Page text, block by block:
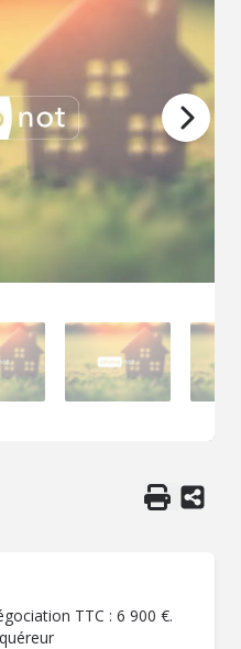
TTC : 6 900 €.